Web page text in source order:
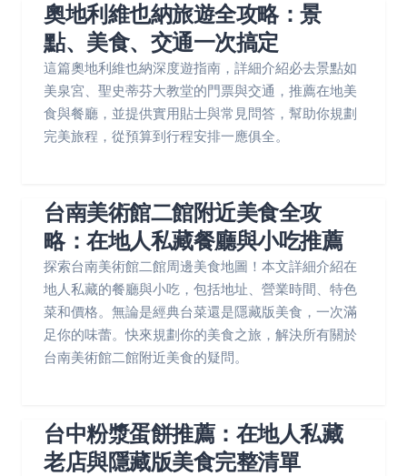
奧地利維也納旅遊全攻略：景
點、美食、交通一次搞定
這篇奧地利維也納深度遊指南，詳細介紹必去景點如
美泉宮、聖史蒂芬大教堂的門票與交通，推薦在地美
食與餐廳，並提供實用貼士與常見問答，幫助你規劃
完美旅程，從預算到行程安排一應俱全。
台南美術館二館附近美食全攻
略：在地人私藏餐廳與小吃推薦
探索台南美術館二館周邊美食地圖！本文詳細介紹在
地人私藏的餐廳與小吃，包括地址、營業時間、特色
菜和價格。無論是經典台菜還是隱藏版美食，一次滿
足你的味蕾。快來規劃你的美食之旅，解決所有關於
台南美術館二館附近美食的疑問。
台中粉漿蛋餅推薦：在地人私藏
老店與隱藏版美食完整清單